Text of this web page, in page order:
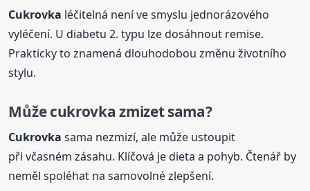
Cukrovka léčitelná není ve smyslu jednorázového
vyléčení. U diabetu 2. typu lze dosáhnout remise.
Prakticky to znamená dlouhodobou změnu životního
stylu.
Můžecukrovka zmizet sama?
Cukrovka sama nezmizí, ale může ustoupit
při včasném zásahu. Klíčová je dieta a pohyb. Čtenář by
neměl spoléhat na samovolné zlepšení.